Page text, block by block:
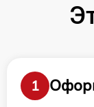
1